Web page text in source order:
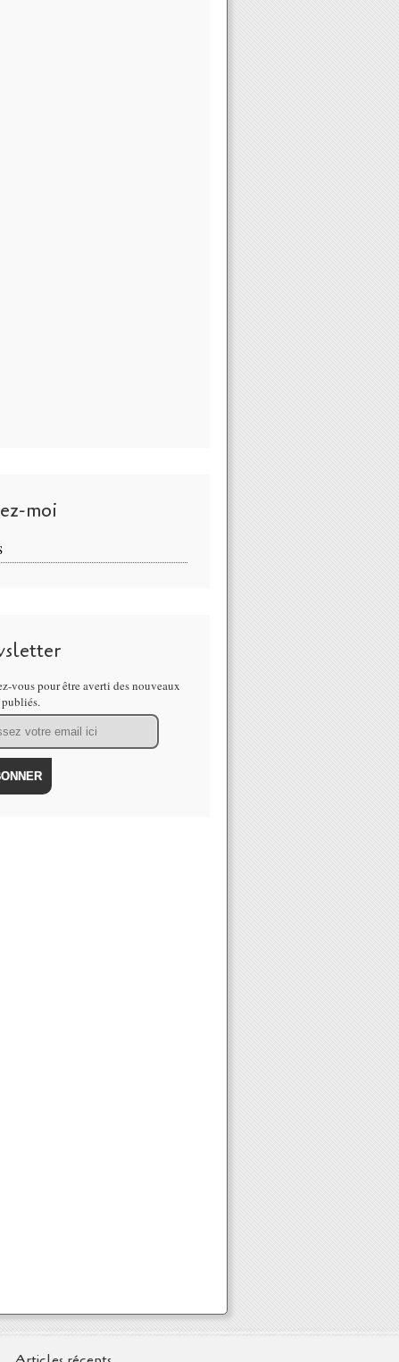
moi
vous pour être averti des nouveaux